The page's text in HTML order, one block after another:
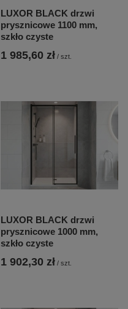
LUXOR BLACK drzwi
prysznicowe 1100 mm,
szkło czyste
1 985,60 zł / szt.
LUXOR BLACK drzwi
prysznicowe 1000 mm,
szkło czyste
1 902,30 zł / szt.